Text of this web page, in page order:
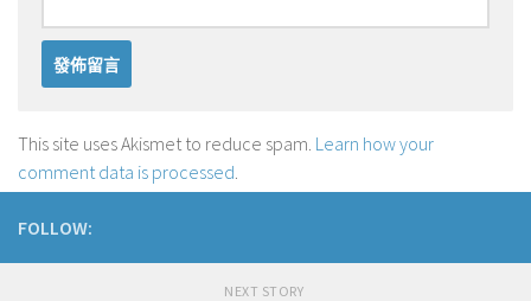
This site uses Akismet to reduce spam. Learn how your
comment data is processed.
FOLLOW:
NEXT STORY